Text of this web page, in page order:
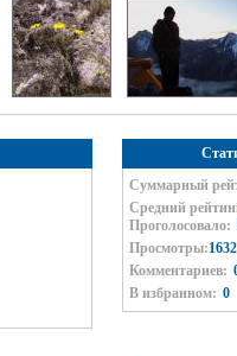
Суммарный
Средний
Проголосовало:
Просмотры:1632
Комментариев:
В избранном: 0